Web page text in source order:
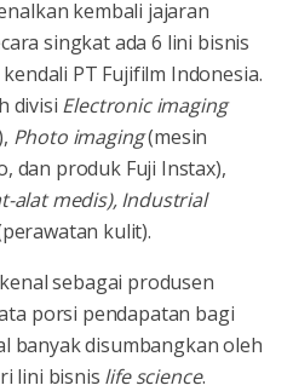
kembali jajaran
singkat ada 6 lini bisnis
PT Fujifilm Indonesia.
divisi Electronic imaging
Photo imaging(mesin
dan produk Fuji Instax),
alat medis), Industrial
kulit).
sebagai produsen
porsi pendapatan bagi
banyak disumbangkan oleh
lini bisnis life science.